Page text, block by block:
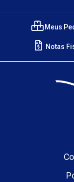
Meus
Notas